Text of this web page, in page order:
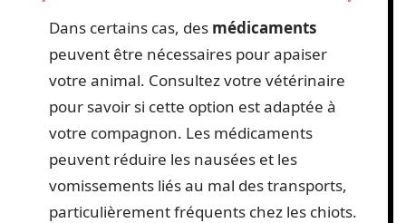
Dans certains cas, des médicaments
peuvent être nécessaires pour apaiser
votre animal. Consultez votre vétérinaire
pour savoir si cette option est adaptée à
votre compagnon. Les médicaments
peuvent réduire les nausées et les
vomissements liés au mal des transports,
particulièrement fréquents chez les chiots.